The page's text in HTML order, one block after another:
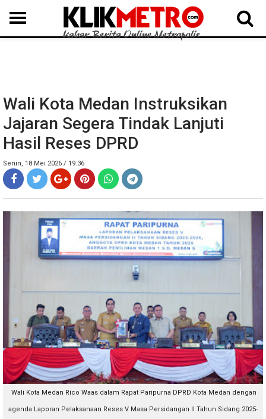
MEDAN LANGKAT DAIRI SAMOSIR TAPUT BATUBARA DELISERDANG
Wali Kota Medan Instruksikan
Jajaran Segera Tindak Lanjuti
Hasil Reses DPRD
Senin, 18 Mei 2026 / 19.36
Wali Kota Medan Rico Waas dalam Rapat Paripurna DPRD Kota Medan dengan
agenda Laporan Pelaksanaan Reses V Masa Persidangan II Tahun Sidang 2025-